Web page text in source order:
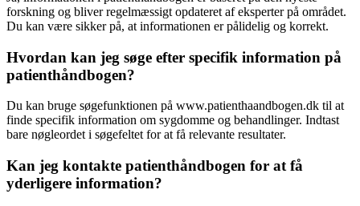
forskning og bliver regelmæssigt opdateret af eksperter på området.
Du kan være sikker på, at informationen er pålidelig og korrekt.
Hvordan kan jeg søge efter specifik information på
patienthåndbogen?
Du kan bruge søgefunktionen på www.patienthaandbogen.dk til at
finde specifik information om sygdomme og behandlinger. Indtast
bare nøgleordet i søgefeltet for at få relevante resultater.
Kan jeg kontakte patienthåndbogen for at få
yderligere information?